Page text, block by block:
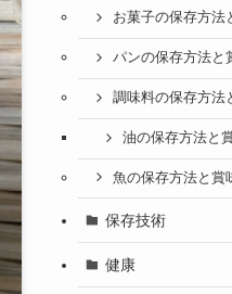
お菓子の保存方法
パンの保存方法と
調味料の保存方法
油の保存方法と
魚の保存方法と賞
保存技術
健康